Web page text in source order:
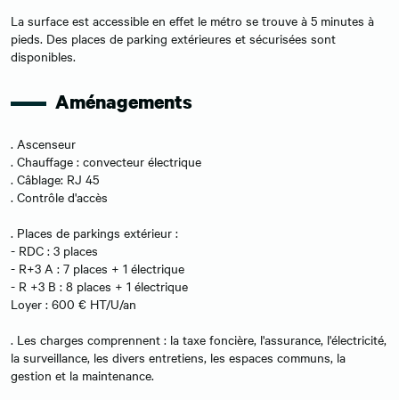
La surface est accessible en effet le métro se trouve à 5 minutes à
pieds. Des places de parking extérieures et sécurisées sont
disponibles.
Aménagements
. Ascenseur
. Chauffage : convecteur électrique
. Câblage: RJ 45
. Contrôle d'accès
. Places de parkings extérieur :
- RDC : 3 places
- R+3 A : 7 places + 1 électrique
- R +3 B : 8 places + 1 électrique
Loyer : 600 € HT/U/an
. Les charges comprennent : la taxe foncière, l'assurance, l'électricité,
la surveillance, les divers entretiens, les espaces communs, la
gestion et la maintenance.